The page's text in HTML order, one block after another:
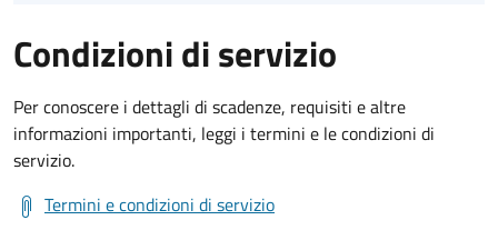
Condizioni di servizio
Per conoscere i dettagli di scadenze, requisiti e altre
informazioni importanti, leggi i termini e le condizioni di
servizio.
Termini e condizioni di servizio